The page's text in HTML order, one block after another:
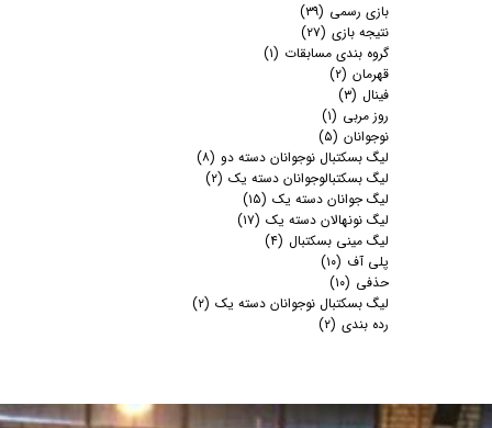
بازی رسمی (۳۹)
نتیجه بازی (۲۷)
گروه بندی مسابقات (۱)
قهرمان (۲)
فینال (۳)
روز مربی (۱)
نوجوانان (۵)
لیگ بسکتبال نوجوانان دسته دو (۸)
لیگ بسکتبالوجوانان دسته یک (۲)
لیگ جوانان دسته یک (۱۵)
لیگ نونهالان دسته یک (۱۷)
لیگ مینی بسکتبال (۴)
پلی آف (۱۰)
حذفی (۱۰)
لیگ بسکتبال نوجوانان دسته یک (۲)
رده بندی (۲)